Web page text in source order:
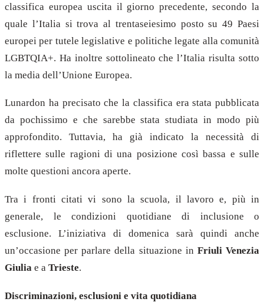
classifica europea uscita il giorno precedente, secondo la
quale l’Italia si trova al trentaseiesimo posto su 49 Paesi
europei per tutele legislative e politiche legate alla comunità
LGBTQIA+. Ha inoltre sottolineato che l’Italia risulta sotto
la media dell’Unione Europea.
Lunardon ha precisato che la classifica era stata pubblicata
da pochissimo e che sarebbe stata studiata in modo più
approfondito. Tuttavia, ha già indicato la necessità di
riflettere sulle ragioni di una posizione così bassa e sulle
molte questioni ancora aperte.
Tra i fronti citati vi sono la scuola, il lavoro e, più in
generale, le condizioni quotidiane di inclusione o
esclusione. L’iniziativa di domenica sarà quindi anche
un’occasione per parlare della situazione in Friuli Venezia
Giulia e a Trieste.
Discriminazioni, esclusioni e vita quotidiana